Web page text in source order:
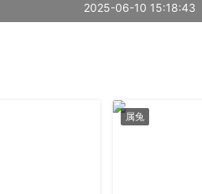
2025-06-10 15:18:43
属兔